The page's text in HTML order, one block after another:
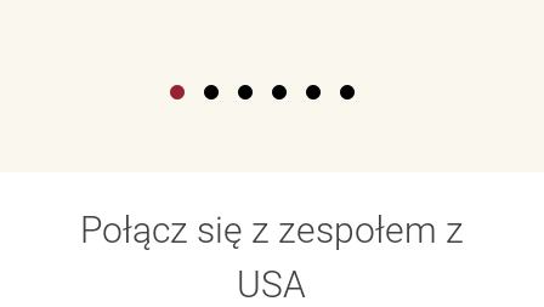
Połącz się z zespołem z
USA